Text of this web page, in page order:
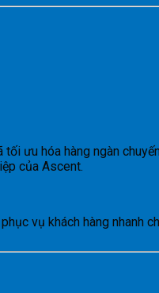
tối ưu hóa hàng ngàn
của Ascent.
vụ khách hàng nhanh